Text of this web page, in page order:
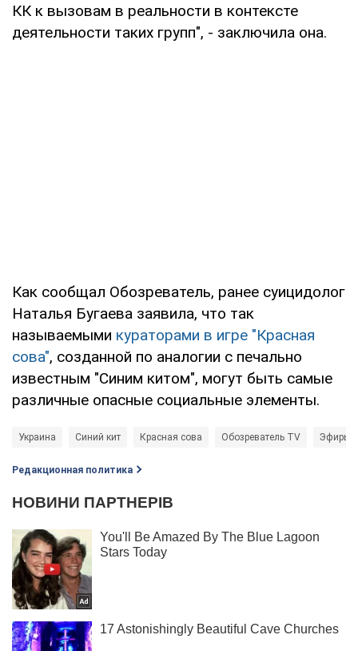
КК к вызовам в реальности в контексте
деятельности таких групп", - заключила она.
Как сообщал Обозреватель, ранее суицидолог
Наталья Бугаева заявила, что так
называемыми кураторами в игре "Красная
сова", созданной по аналогии с печально
известным "Синим китом", могут быть самые
различные опасные социальные элементы.
Украина Синий кит Красная сова Обозреватель TV Эфиры
Редакционная политика